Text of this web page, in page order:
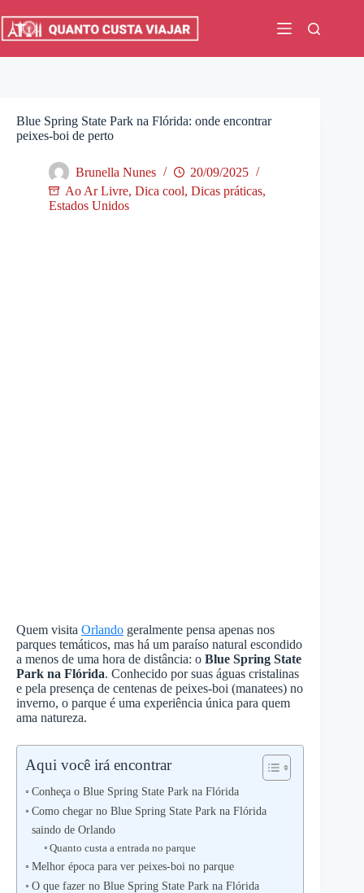
para
Blue Spring State Park na Flórida: onde encontrar
peixes-boi de perto
Brunella Nunes
20/09/2025
Ao Ar Livre, Dica cool, Dicas práticas,
Estados Unidos
Quem visita Orlando geralmente pensa apenas nos
parques temáticos, mas há um paraíso natural escondido
a menos de uma hora de distância: o Blue Spring State
Park na Flórida. Conhecido por suas águas cristalinas
e pela presença de centenas de peixes-boi (manatees) no
inverno, o parque é uma experiência única para quem
ama natureza.
Aqui você irá encontrar
Conheça o Blue Spring State Park na Flórida
Como chegar no Blue Spring State Park na Flórida
saindo de Orlando
Quanto custa a entrada no parque
Melhor época para ver peixes-boi no parque
O que fazer no Blue Spring State Park na Flórida